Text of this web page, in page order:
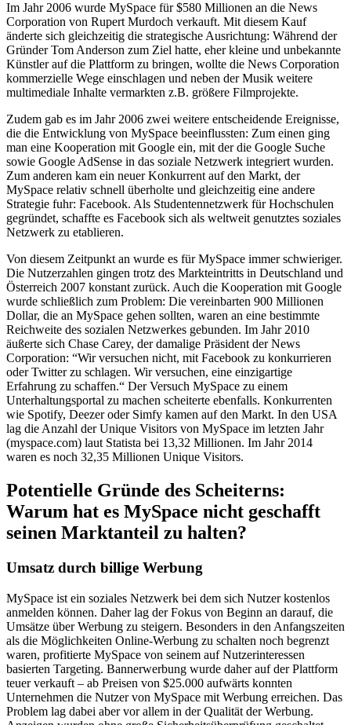
Im Jahr 2006 wurde MySpace für $580 Millionen an die News
Corporation von Rupert Murdoch verkauft. Mit diesem Kauf
änderte sich gleichzeitig die strategische Ausrichtung: Während der
Gründer Tom Anderson zum Ziel hatte, eher kleine und unbekannte
Künstler auf die Plattform zu bringen, wollte die News Corporation
kommerzielle Wege einschlagen und neben der Musik weitere
multimediale Inhalte vermarkten z.B. größere Filmprojekte.
Zudem gab es im Jahr 2006 zwei weitere entscheidende Ereignisse,
die die Entwicklung von MySpace beeinflussten: Zum einen ging
man eine Kooperation mit Google ein, mit der die Google Suche
sowie Google AdSense in das soziale Netzwerk integriert wurden.
Zum anderen kam ein neuer Konkurrent auf den Markt, der
MySpace relativ schnell überholte und gleichzeitig eine andere
Strategie fuhr: Facebook. Als Studentennetzwerk für Hochschulen
gegründet, schaffte es Facebook sich als weltweit genutztes soziales
Netzwerk zu etablieren.
Von diesem Zeitpunkt an wurde es für MySpace immer schwieriger.
Die Nutzerzahlen gingen trotz des Markteintritts in Deutschland und
Österreich 2007 konstant zurück. Auch die Kooperation mit Google
wurde schließlich zum Problem: Die vereinbarten 900 Millionen
Dollar, die an MySpace gehen sollten, waren an eine bestimmte
Reichweite des sozialen Netzwerkes gebunden. Im Jahr 2010
äußerte sich Chase Carey, der damalige Präsident der News
Corporation: “Wir versuchen nicht, mit Facebook zu konkurrieren
oder Twitter zu schlagen. Wir versuchen, eine einzigartige
Erfahrung zu schaffen.“ Der Versuch MySpace zu einem
Unterhaltungsportal zu machen scheiterte ebenfalls. Konkurrenten
wie Spotify, Deezer oder Simfy kamen auf den Markt. In den USA
lag die Anzahl der Unique Visitors von MySpace im letzten Jahr
(myspace.com) laut Statista bei 13,32 Millionen. Im Jahr 2014
waren es noch 32,35 Millionen Unique Visitors.
Potentielle Gründe des Scheiterns:
Warum hat es MySpace nicht geschafft
seinen Marktanteil zu halten?
Umsatz durch billige Werbung
MySpace ist ein soziales Netzwerk bei dem sich Nutzer kostenlos
anmelden können. Daher lag der Fokus von Beginn an darauf, die
Umsätze über Werbung zu steigern. Besonders in den Anfangszeiten
als die Möglichkeiten Online-Werbung zu schalten noch begrenzt
waren, profitierte MySpace von seinem auf Nutzerinteressen
basierten Targeting. Bannerwerbung wurde daher auf der Plattform
teuer verkauft – ab Preisen von $25.000 aufwärts konnten
Unternehmen die Nutzer von MySpace mit Werbung erreichen. Das
Problem lag dabei aber vor allem in der Qualität der Werbung.